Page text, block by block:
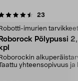
23
Robotti-imurien tarvikkeet
Roborock Pölypussi
kpl
Roborockin
yhteensopivuus ja
5.0 viidestä